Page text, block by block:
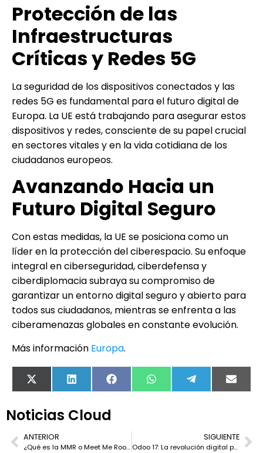
Protección de las
Infraestructuras
Críticas y Redes 5G
La seguridad de los dispositivos conectados y las
redes 5G es fundamental para el futuro digital de
Europa. La UE está trabajando para asegurar estos
dispositivos y redes, consciente de su papel crucial
en sectores vitales y en la vida cotidiana de los
ciudadanos europeos.
Avanzando Hacia un
Futuro Digital Seguro
Con estas medidas, la UE se posiciona como un
líder en la protección del ciberespacio. Su enfoque
integral en ciberseguridad, ciberdefensa y
ciberdiplomacia subraya su compromiso de
garantizar un entorno digital seguro y abierto para
todos sus ciudadanos, mientras se enfrenta a las
ciberamenazas globales en constante evolución.
Más información Europa.
X
(Twitter)
LinkedIn FacebookWhatsApp TelegramEmail
Noticias Cloud
ANTERIOR
¿Qué es la MMR o Meet Me Room?
SIGUIENTE
Odoo 17: La revolución digital para PYMES – eficiencia y crecimiento al alcance de tu empresa